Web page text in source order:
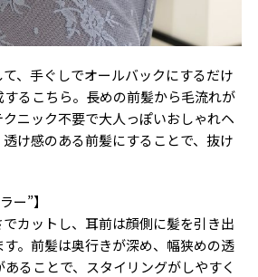
、手ぐしでオールバックにするだけ
るこちら。長めの前髪から毛流れが
ニック不要で大人っぽいおしゃれヘ
け感のある前髪にすることで、抜け
ー”】
カットし、耳前は顔側に髪を引き出
。前髪は奥行きが深め、幅狭めの透
ることで、スタイリングがしやすく